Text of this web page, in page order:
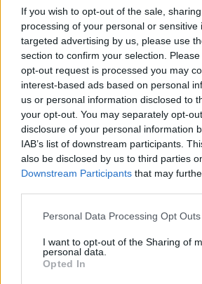
If you wish to opt-out of the sale,
processing of your personal or sensitive
targeted advertising by us, please use
section to confirm your selection.
opt-out request is processed you may
interest-based ads based on personal
us or personal information disclosed to
your opt-out. You may separately opt-
disclosure of your personal information
IAB’s list of downstream participants.
also be disclosed by us to third parties
Downstream Participants that may
Personal Data Processing Opt Outs
I want to opt-out of the Sharing of
personal data.
Opted In
ΔΕΙΤΕ ΕΠΙΣΗΣ
ΣΤΗΝ ΙΔΙΑ ΚΑΤΗΓΟΡΙΑ
Χρήστος
προσπαθούν
έγραψα το
One""""»
ΧΤΕΣ